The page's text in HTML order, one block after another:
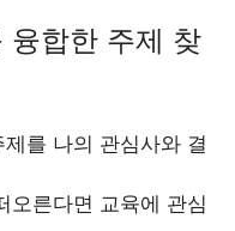
융합한 주제 찾
를 나의 관심사와 결
오른다면 교육에 관심